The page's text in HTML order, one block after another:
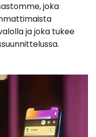
joka
ja joka tukee